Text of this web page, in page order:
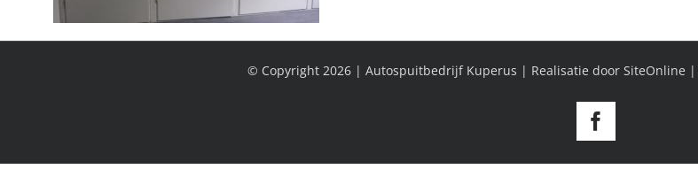
© Copyright 2026 | Autospuitbedrijf Kuperus | Realisatie door SiteOnline |
Facebook